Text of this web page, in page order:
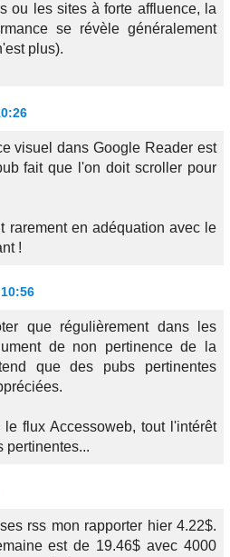
ou les sites à forte affluence, la
se révèle généralement
plus).
visuel dans Google Reader est
fait que l'on doit scroller pour
rarement en adéquation avec le
!
que régulièrement dans les
de non pertinence de la
que des pubs pertinentes
flux Accessoweb, tout l'intérêt
pertinentes...
rss mon rapporter hier 4.22$.
est de 19.46$ avec 4000